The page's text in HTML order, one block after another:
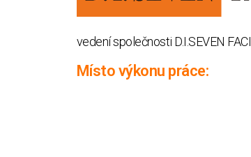
vedení společnosti D.I.SEVEN
Místo výkonu práce: